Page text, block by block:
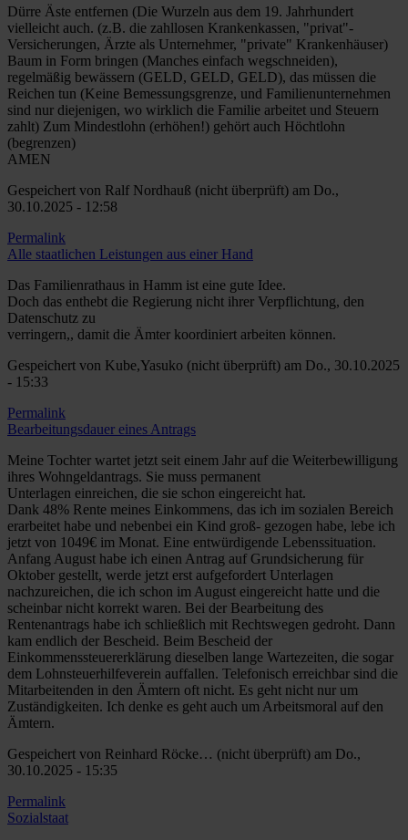
Dürre Äste entfernen (Die Wurzeln aus dem 19. Jahrhundert
vielleicht auch. (z.B. die zahllosen Krankenkassen, "privat"-
Versicherungen, Ärzte als Unternehmer, "private" Krankenhäuser)
Baum in Form bringen (Manches einfach wegschneiden),
regelmäßig bewässern (GELD, GELD, GELD), das müssen die
Reichen tun (Keine Bemessungsgrenze, und Familienunternehmen
sind nur diejenigen, wo wirklich die Familie arbeitet und Steuern
zahlt) Zum Mindestlohn (erhöhen!) gehört auch Höchtlohn
(begrenzen)
AMEN
Gespeichert von Ralf Nordhauß (nicht überprüft) am Do.,
30.10.2025 - 12:58
Permalink
Alle staatlichen Leistungen aus einer Hand
Das Familienrathaus in Hamm ist eine gute Idee.
Doch das enthebt die Regierung nicht ihrer Verpflichtung, den
Datenschutz zu
verringern,, damit die Ämter koordiniert arbeiten können.
Gespeichert von Kube,Yasuko (nicht überprüft) am Do., 30.10.2025
- 15:33
Permalink
Bearbeitungsdauer eines Antrags
Meine Tochter wartet jetzt seit einem Jahr auf die Weiterbewilligung
ihres Wohngeldantrags. Sie muss permanent
Unterlagen einreichen, die sie schon eingereicht hat.
Dank 48% Rente meines Einkommens, das ich im sozialen Bereich
erarbeitet habe und nebenbei ein Kind groß- gezogen habe, lebe ich
jetzt von 1049€ im Monat. Eine entwürdigende Lebenssituation.
Anfang August habe ich einen Antrag auf Grundsicherung für
Oktober gestellt, werde jetzt erst aufgefordert Unterlagen
nachzureichen, die ich schon im August eingereicht hatte und die
scheinbar nicht korrekt waren. Bei der Bearbeitung des
Rentenantrags habe ich schließlich mit Rechtswegen gedroht. Dann
kam endlich der Bescheid. Beim Bescheid der
Einkommenssteuererklärung dieselben lange Wartezeiten, die sogar
dem Lohnsteuerhilfeverein auffallen. Telefonisch erreichbar sind die
Mitarbeitenden in den Ämtern oft nicht. Es geht nicht nur um
Zuständigkeiten. Ich denke es geht auch um Arbeitsmoral auf den
Ämtern.
Gespeichert von Reinhard Röcke… (nicht überprüft) am Do.,
30.10.2025 - 15:35
Permalink
Sozialstaat